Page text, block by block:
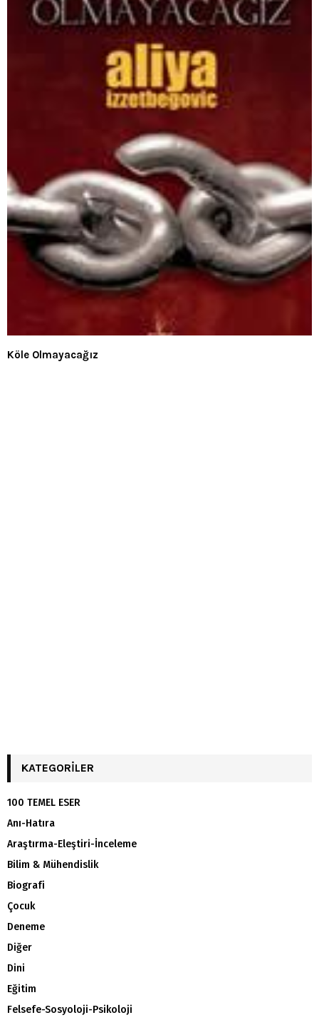
Köle Olmayacağız
KATEGORILER
100 TEMEL ESER
Anı-Hatıra
Araştırma-Eleştiri-İnceleme
Bilim & Mühendislik
Biografi
Çocuk
Deneme
Diğer
Dini
Eğitim
Felsefe-Sosyoloji-Psikoloji